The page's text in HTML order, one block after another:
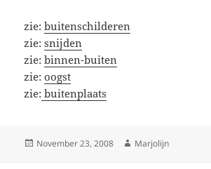
zie:buitenschilderen
zie:snijden
zie:binnen-buiten
zie:oogst
zie: buitenplaats
Posted
November 23, 2008 Author
Marjolijn